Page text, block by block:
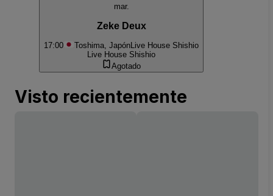
mar.
Zeke Deux
17:00 Toshima, JapónLive House Shishio
Live House Shishio
Agotado
Visto recientemente